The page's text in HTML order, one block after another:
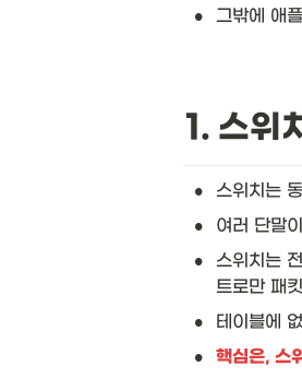
• 그밖에 애
1. 스위
• 스위치는
• 여러 단말
•
스위치는
트로만 패
• 테이블에
• 핵심은, 스